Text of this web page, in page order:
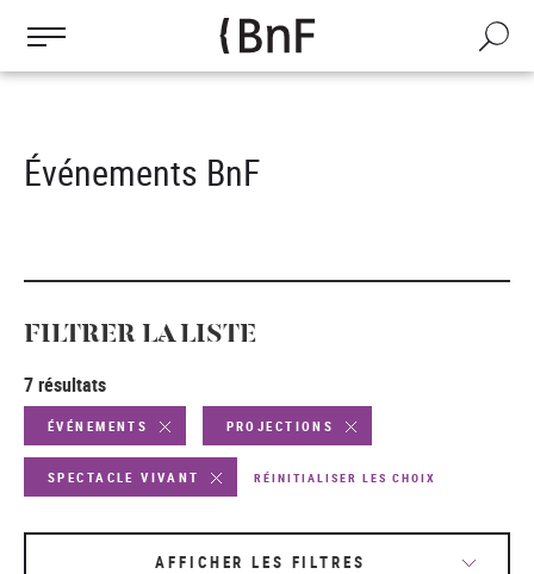
contenu
Recherche
Événements BnF
FILTRER LA LISTE
7 résultats
ÉVÉNEMENTS PROJECTIONS
SPECTACLE VIVANT RÉINITIALISER LES CHOIX
AFFICHER LES FILTRES